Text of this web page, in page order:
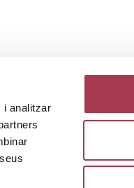
i analitzar